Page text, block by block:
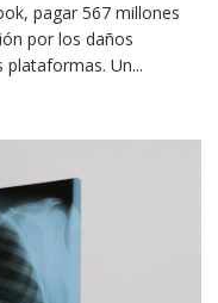
pagar 567 millones
por los daños
Un...